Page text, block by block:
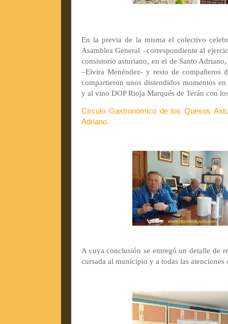
En la previa de la misma el colectivo
Asamblea General –correspondiente al
consistorio asturiano, en el de Santo
–Elvira Menéndez- y resto de compañeros
compartieron unos distendidos momentos
y al vino DOP Rioja Marqués de Terán con
Círculo Gastronómico de los Quesos
Adriano.
A cuya conclusión se entregó un detalle de
cursada al municipio y a todas las atenciones